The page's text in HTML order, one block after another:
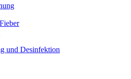
und Desinfektion